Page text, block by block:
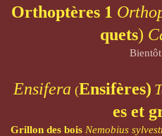
Orthoptères1
quets)
Ensifera (Ensifères)
es et
Grillon des bois Nemobius